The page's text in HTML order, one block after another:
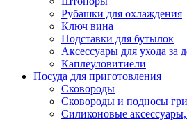
Рубашки для охлаждения
Ключ вина
Подставки для бутылок
Аксессуары для ухода за
Каплеуловитиели
Посуда для приготовления
Сковороды
Сковороды и подносы
Силиконовые